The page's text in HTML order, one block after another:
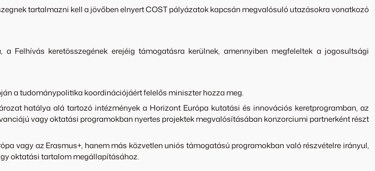
tartalmazni kell a jövőben elnyert COST pályázatok kapcsán megvalósuló utazásokra vonatkozó
Felhívás keretösszegének erejéig támogatásra kerülnek, amennyiben megfeleltek a jogosultsági
a tudománypolitika koordinációjáért felelős miniszter hozza meg.
hatálya alá tartozó intézmények a Horizont Európa kutatási és innovációs keretprogramban, az
vagy oktatási programokban nyertes projektek megvalósításában konzorciumi partnerként részt
vagy az Erasmus+, hanem más közvetlen uniós támogatású programokban való részvételre irányul,
oktatási tartalom megállapításához.